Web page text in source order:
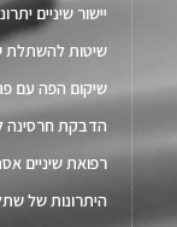
יישור שיניים
שיטות להשתלת
שיקום הפה עם
הדבקת חרסינה
רפואת שיניים
היתרונות של